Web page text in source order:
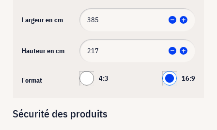
Largeur en cm
Hauteur en cm
Format 4:3 16:9
Sécurité des produits